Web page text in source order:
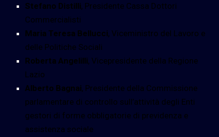
Stefano Distilli, Presidente Cassa Dottori
Commercialisti
Maria Teresa Bellucci, Viceministro del Lavoro e
delle Politiche Sociali
Roberta Angelilli, Vicepresidente della Regione
Lazio
Alberto Bagnai, Presidente della Commissione
parlamentare di controllo sull’attività degli Enti
gestori di forme obbligatorie di previdenza e
assistenza sociale